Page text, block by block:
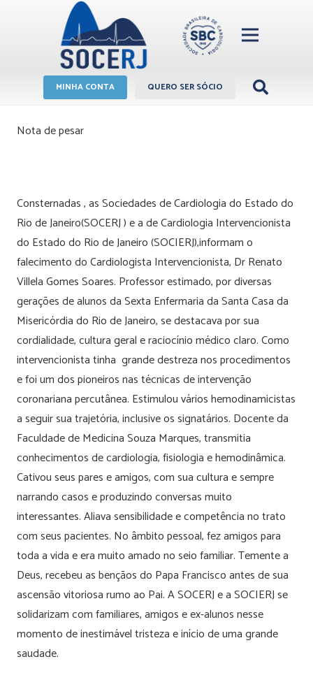
MINHA CONTA QUERO SER SÓCIO
Nota de pesar
Consternadas , as Sociedades de Cardiologia do Estado do
Rio de Janeiro(SOCERJ ) e a de Cardiologia Intervencionista
do Estado do Rio de Janeiro (SOCIERJ),informam o
falecimento do Cardiologista Intervencionista, Dr Renato
Villela Gomes Soares. Professor estimado, por diversas
gerações de alunos da Sexta Enfermaria da Santa Casa da
Misericórdia do Rio de Janeiro, se destacava por sua
cordialidade, cultura geral e raciocínio médico claro. Como
intervencionista tinha grande destreza nos procedimentos
e foi um dos pioneiros nas técnicas de intervenção
coronariana percutânea. Estimulou vários hemodinamicistas
a seguir sua trajetória, inclusive os signatários. Docente da
Faculdade de Medicina Souza Marques, transmitia
conhecimentos de cardiologia, fisiologia e hemodinâmica.
Cativou seus pares e amigos, com sua cultura e sempre
narrando casos e produzindo conversas muito
interessantes. Aliava sensibilidade e competência no trato
com seus pacientes. No âmbito pessoal, fez amigos para
toda a vida e era muito amado no seio familiar. Temente a
Deus, recebeu as bençãos do Papa Francisco antes de sua
ascensão vitoriosa rumo ao Pai. A SOCERJ e a SOCIERJ se
solidarizam com familiares, amigos e ex-alunos nesse
momento de inestimável tristeza e início de uma grande
saudade.